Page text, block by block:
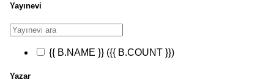
Yayınevi
{{ B.NAME }} ({{ B.COUNT }})
Yazar